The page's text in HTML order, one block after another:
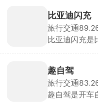
属旅途手账，
朋友圈。还能
友一起规划行
账，骑行徒步
比亚迪闪充
旅行交通
比亚迪闪充是
走、自动扣费
还能兼容其他
动车充电像加
趣自驾
旅行交通
趣自驾是开车